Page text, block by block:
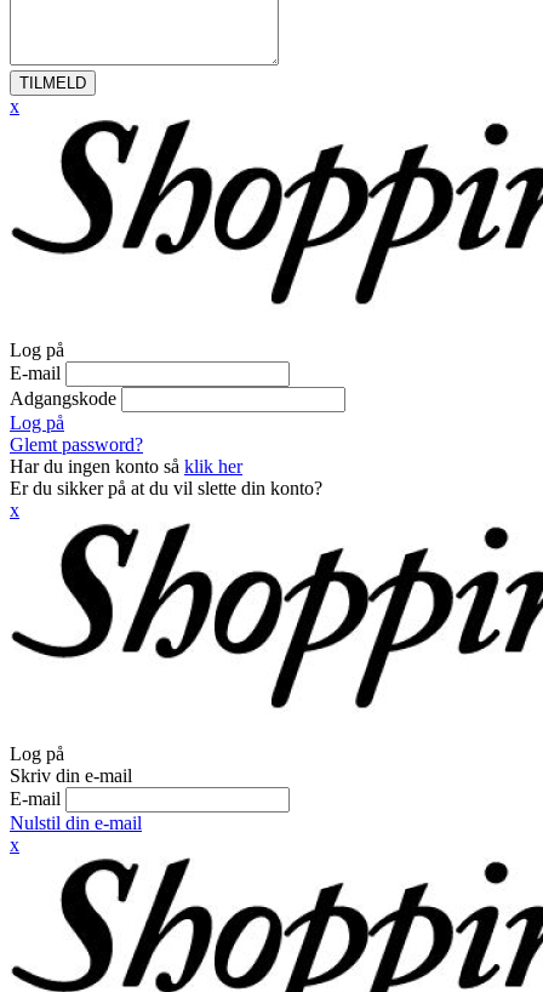
TILMELD
x
Log på
E-mail
Adgangskode
Log på
Glemt password?
Har du ingen konto så klik her
Er du sikker på at du vil slette din konto?
x
Log på
Skriv din e-mail
E-mail
Nulstil din e-mail
x